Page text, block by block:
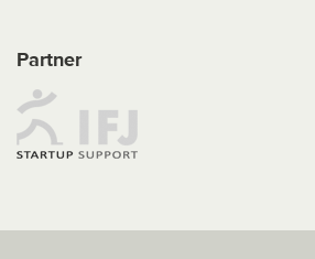
Partner